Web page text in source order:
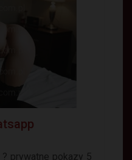
prywatne pokazy 5